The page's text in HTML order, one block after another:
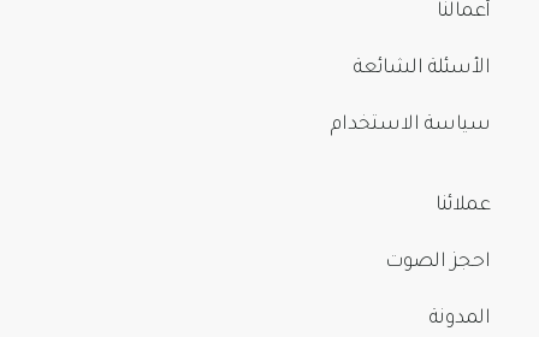
أعمالنا
الأسئلة الشائعة
سياسة الاستخدام
عملائنا
احجز الصوت
المدونة